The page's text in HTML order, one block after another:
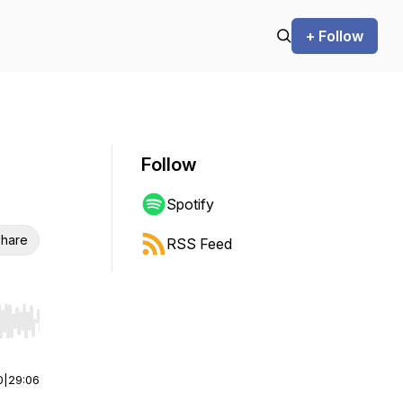
+ Follow
Hold shift to jump forward or backward.
29:06
Follow
Spotify
RSS Feed